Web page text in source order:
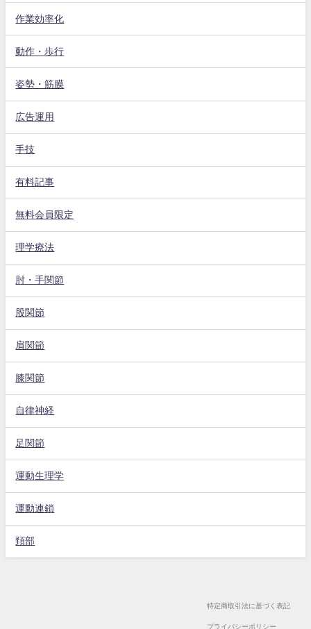
作業効率化
動作・歩行
姿勢・筋膜
広告運用
手技
有料記事
無料会員限定
理学療法
肘・手関節
股関節
肩関節
膝関節
自律神経
足関節
運動生理学
運動連鎖
頚部
特定商取引法に基づく表記
プライバシーポリシー